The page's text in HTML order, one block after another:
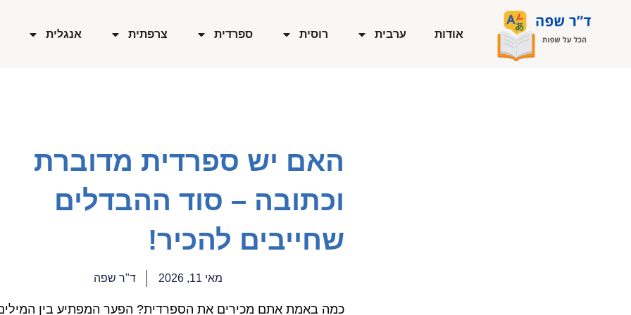
אודות ערבית רוסית ספרדית צרפתית אנגלית
האם יש ספרדית מדוברת
וכתובה – סוד ההבדלים
שחייבים להכיר!
מאי 11, 2026 ד"ר שפה
כמה באמת אתם מכירים את הספרדית? הפער המפתיע בין